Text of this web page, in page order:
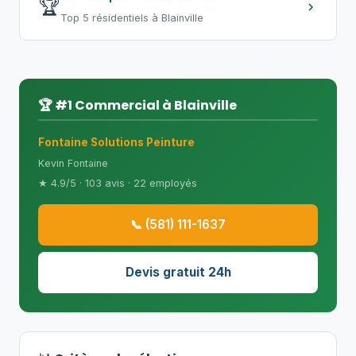
🏆 Top 5 résidentiels à Blainville
🏆 #1 Commercial à Blainville
Fontaine Solutions Peinture
Kevin Fontaine
★ 4.9/5 · 103 avis · 22 employés
📞 (581) 111-1637
Devis gratuit 24h